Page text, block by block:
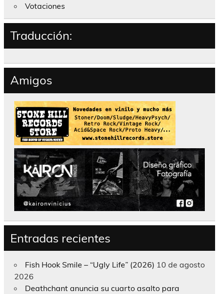
Votaciones
Traducción:
Amigos
Entradas recientes
Fish Hook Smile – “Ugly Life” (2026) 10 de agosto
2026
Deathchant anuncia su cuarto asalto para